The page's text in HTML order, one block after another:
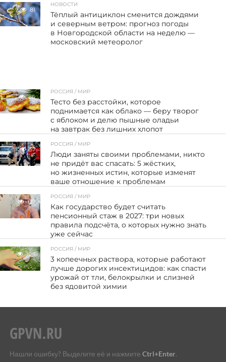
81
НОВОСТИ
Тёплый антициклон сменится дождями
и северным ветром: прогноз погоды
в Новгородской области на неделю —
московский метеоролог
86
РОССИЯ / МИР
Тесто без расстойки, которое
поднимается как облако — беру творог
с яблоком и делю пышные оладьи
на завтрак без лишних хлопот
57
РОССИЯ / МИР
Люди заняты своими проблемами, никто
не придёт вас спасать: 5 жёстких,
но жизненных истин, которые изменят
ваше отношение к проблемам
137
РОССИЯ / МИР
Как государство будет считать
пенсионный стаж в 2027: три новых
правила подсчёта, о которых нужно знать
уже сейчас
108
РОССИЯ / МИР
3 копеечных раствора, которые работают
лучше дорогих инсектицидов: как спасти
урожай от тли, белокрылки и слизней
без ядовитой химии
Нашли ошибку? Выделите её и нажмите Ctrl+Enter.